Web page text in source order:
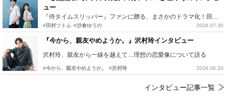
ュー
『侍タイムスリッパー』ファンに贈る、まさかのドラマ化！田村ツトム×沙倉ゆうのが語る『心配無用ノ介』撮影秘話
#田村ツトム #沙倉ゆうの 2026.07.30
『今から、親友やめようか。』沢村玲インタビュー
沢村玲、親友から一線を越えて…理想の恋愛像について語る
#今から、親友やめようか。 #沢村玲 2026.06.20
インタビュー記事一覧